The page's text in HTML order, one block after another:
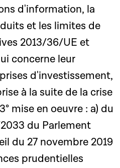
d'information, la
et les limites de
2013/36/UE et
concerne leur
d'investissement,
à la suite de la crise
mise en oeuvre : a) du
du Parlement
du 27 novembre 2019
prudentielles